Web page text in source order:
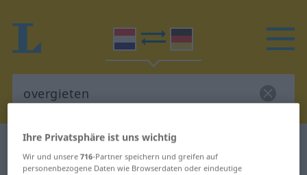
Niederländisch-Deutsch Wörterbuch
Niederländisch-Deutsch
Ihre Privatsphäre ist uns wichtig
Wir und unsere716-Partner speichern und greifen auf
personenbezogene Daten wie Browserdaten oder eindeutige